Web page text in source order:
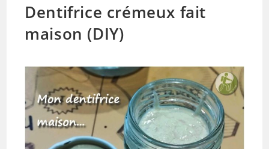
Dentifrice crémeux fait
maison (DIY)